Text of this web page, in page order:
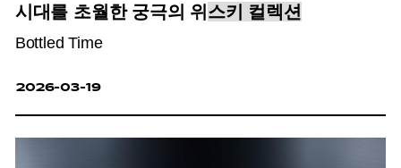
시대를 초월한 궁극의 위 스키 컬렉션
Bottled Time
2026-03-19